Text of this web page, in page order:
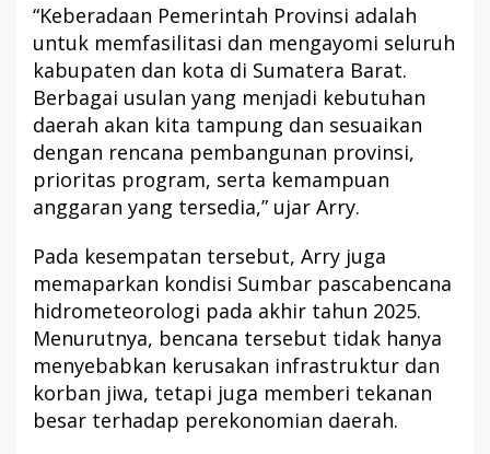
“Keberadaan Pemerintah Provinsi adalah
untuk memfasilitasi dan mengayomi seluruh
kabupaten dan kota di Sumatera Barat.
Berbagai usulan yang menjadi kebutuhan
daerah akan kita tampung dan sesuaikan
dengan rencana pembangunan provinsi,
prioritas program, serta kemampuan
anggaran yang tersedia,” ujar Arry.
Pada kesempatan tersebut, Arry juga
memaparkan kondisi Sumbar pascabencana
hidrometeorologi pada akhir tahun 2025.
Menurutnya, bencana tersebut tidak hanya
menyebabkan kerusakan infrastruktur dan
korban jiwa, tetapi juga memberi tekanan
besar terhadap perekonomian daerah.